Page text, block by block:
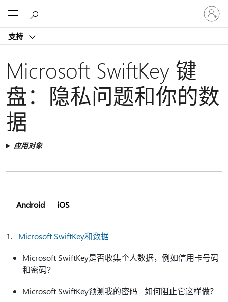
支持
请
登
录
Microsoft SwiftKey 键
盘：隐私问题和你的数
据
应用对象
Android iOS
1. Microsoft SwiftKey和数据
Microsoft SwiftKey是否收集个人数据，例如信用卡号码
和密码？
Microsoft SwiftKey预测我的密码 - 如何阻止它这样做？